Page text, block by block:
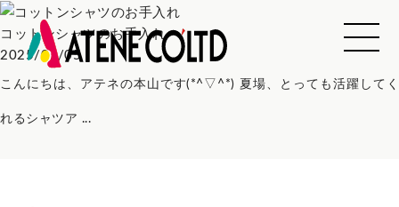
コットンシャツのお手入れ
2025/07/05
こんにちは、アテネの本山です(*^▽^*) 夏場、とっても活躍してく
れるシャツア ...